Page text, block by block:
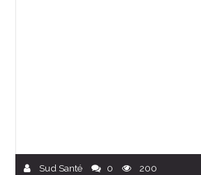
Sud Santé 0 200